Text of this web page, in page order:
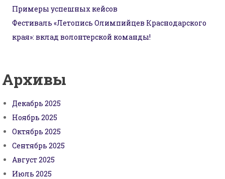
Примеры успешных кейсов
Фестиваль «Летопись Олимпийцев Краснодарского
края»: вклад волонтерской команды!
Архивы
Декабрь 2025
Ноябрь 2025
Октябрь 2025
Сентябрь 2025
Август 2025
Июль 2025